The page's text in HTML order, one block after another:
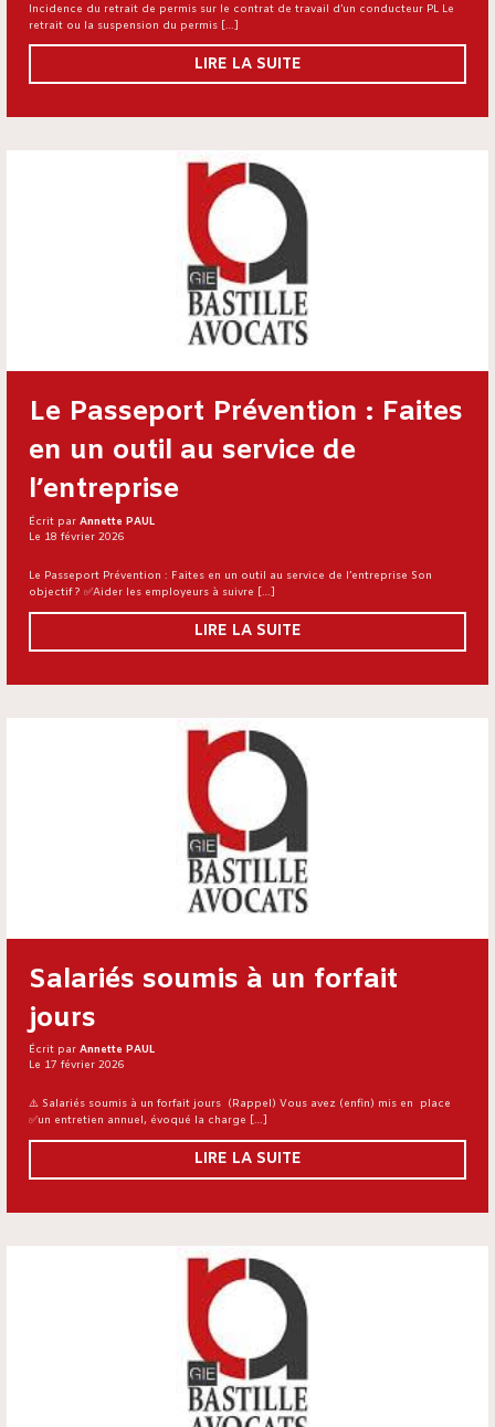
Incidence du retrait de permis sur le contrat de travail d’un conducteur PL Le
retrait ou la suspension du permis […]
LIRE LA SUITE
Le Passeport Prévention : Faites
en un outil au service de
l’entreprise
Écrit par Annette PAUL
Le 18 février 2026
Le Passeport Prévention : Faites en un outil au service de l’entreprise Son
objectif ? ✅Aider les employeurs à suivre […]
LIRE LA SUITE
Salariés soumis à un forfait
jours
Écrit par Annette PAUL
Le 17 février 2026
⚠️ Salariés soumis à un forfait jours (Rappel) Vous avez (enfin) mis en place
✅un entretien annuel, évoqué la charge […]
LIRE LA SUITE